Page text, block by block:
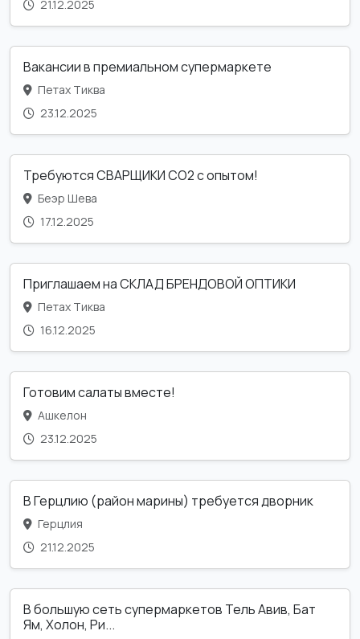
21.12.2025
Вакансии в премиальном супермаркете
Петах Тиква
23.12.2025
Требуются СВАРЩИКИ CO2 с опытом!
Беэр Шева
17.12.2025
Приглашаем на СКЛАД БРЕНДОВОЙ ОПТИКИ
Петах Тиква
16.12.2025
Готовим салаты вместе!
Ашкелон
23.12.2025
В Герцлию (район марины) требуется дворник
Герцлия
21.12.2025
В большую сеть супермаркетов Тель Авив, Бат
Ям, Холон, Ри...